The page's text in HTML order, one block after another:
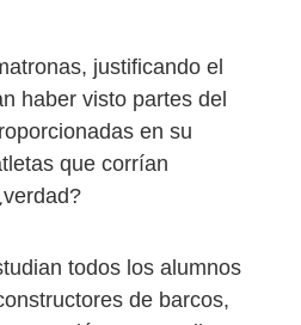
justificando el
haber visto partes del
en su
que corrían
todos los alumnos
de barcos,